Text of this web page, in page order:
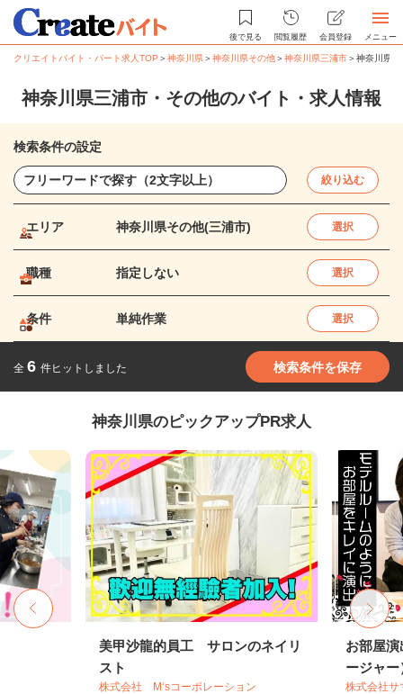
後で見る 閲覧履歴 会員登録 メニュー
クリエイトバイト・パート求人TOP ＞神奈川県＞神奈川県その他＞神奈川県三浦市＞神奈川県
神奈川県三浦市・その他のバイト・求人情報
検索条件の設定
絞り込む
エリア 神奈川県その他(三浦市) 選択
職種 指定しない 選択
条件 単純作業 選択
全 6 件ヒットしました 検索条件を保存
神奈川県のピックアップPR求人
美甲沙龍的員工 サロンのネイリ
スト
株式会社 M‘sコーポレーション
お部屋
ージャー
株式会社サ